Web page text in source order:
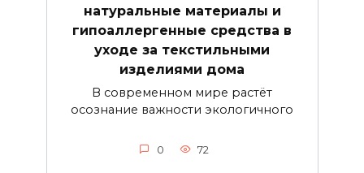
натуральные материалы и
гипоаллергенные средства в
уходе за текстильными
изделиями дома
В современном мире растёт
осознание важности экологичного
0 72